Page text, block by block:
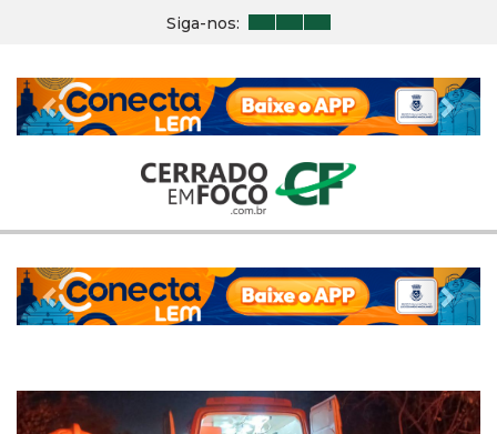
Siga-nos:
Previous Next
Previous Next